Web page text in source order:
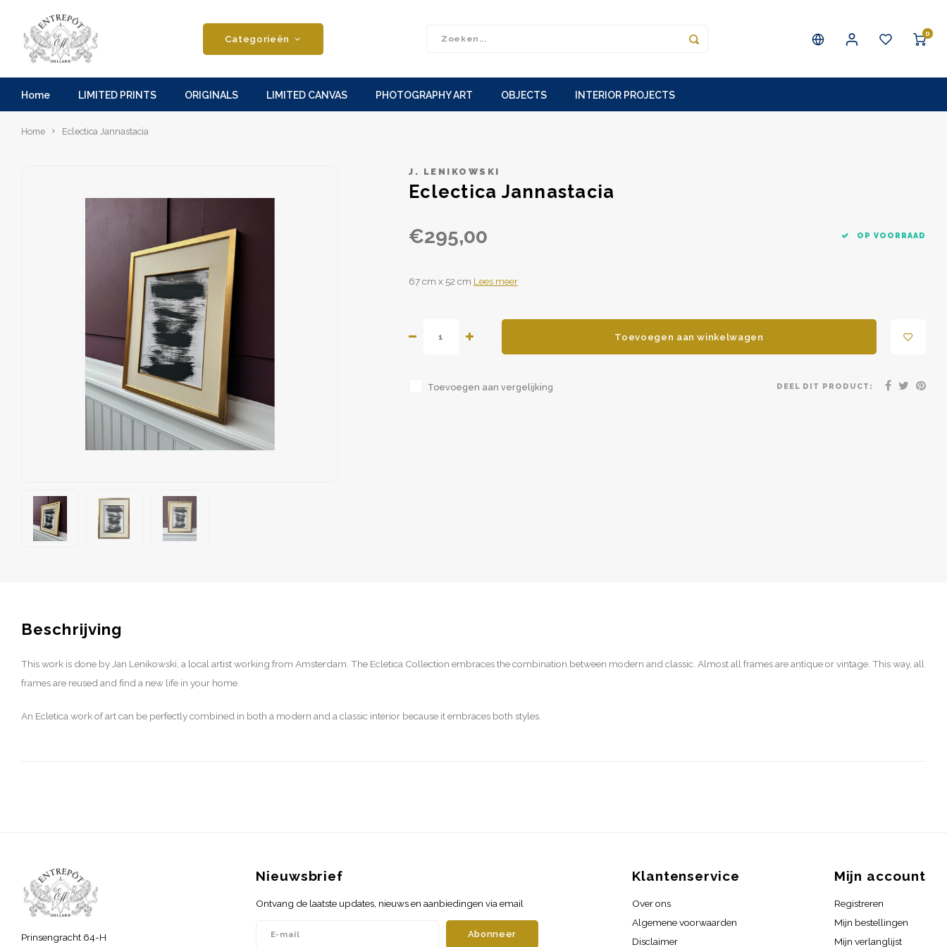
Categorieën 0
Home LIMITED PRINTS ORIGINALS LIMITED CANVAS PHOTOGRAPHY ART OBJECTS INTERIOR PROJECTS
Home Eclectica Jannastacia
J. LENIKOWSKI
Eclectica Jannastacia
€295,00 OP VOORRAAD
67 cm x 52 cm Lees meer
Toevoegen aan winkelwagen
Toevoegen aan vergelijking DEEL DIT PRODUCT:
Beschrijving
This work is done by Jan Lenikowski, a local artist working from Amsterdam. The Ecletica Collection embraces the combination between modern and classic. Almost all frames are antique or vintage. This way, all
frames are reused and find a new life in your home.
An Ecletica work of art can be perfectly combined in both a modern and a classic interior because it embraces both styles.
Prinsengracht 64-H
Nieuwsbrief
Ontvang de laatste updates, nieuws en aanbiedingen via email
Abonneer
Klantenservice
Over ons
Algemene voorwaarden
Disclaimer
Mijn account
Registreren
Mijn bestellingen
Mijn verlanglijst